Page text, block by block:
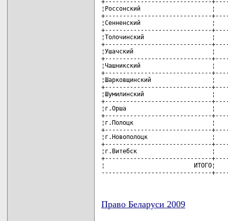
+------------------------------
¦Россонский                    ¦
+------------------------------
¦Сенненский                    ¦
+------------------------------
¦Толочинский
+------------------------------
¦Ушачский                      ¦
+------------------------------
¦Чашникский                    ¦
+------------------------------
¦Шарковщинский
+------------------------------
¦Шумилинский
+------------------------------
¦г.Орша                        ¦
+------------------------------
¦г.Полоцк                      ¦
+------------------------------
¦г.Новополоцк
+------------------------------
¦г.Витебск                     ¦
+------------------------------
¦                         ИТОГО¦
-------------------------------
Право Беларуси 2009